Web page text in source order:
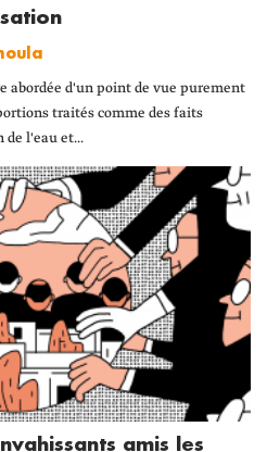
abordée d'un point de vue purement
traités comme des faits
de l'eau et...
amis les